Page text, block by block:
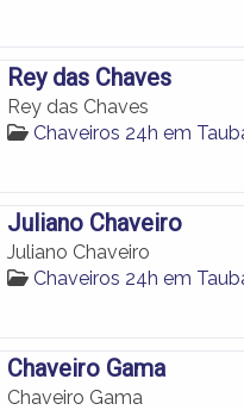
Rey das Chaves
Rey das Chaves
Chaveiros 24h em
Juliano Chaveiro
Juliano Chaveiro
Chaveiros 24h em
Chaveiro Gama
Chaveiro Gama